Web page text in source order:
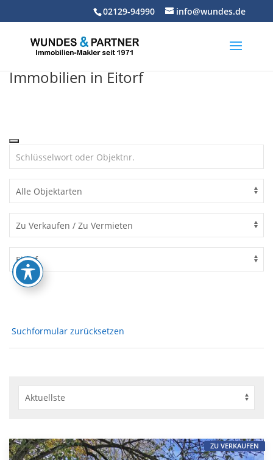
02129-94990 info@wundes.de
Immobilien in Eitorf
Suchformular zurücksetzen
ZU VERKAUFEN